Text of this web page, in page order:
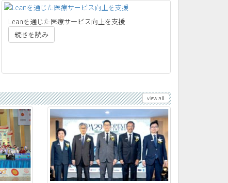
Leanを通じた医療サービス向上を支援
続きを読み
view all